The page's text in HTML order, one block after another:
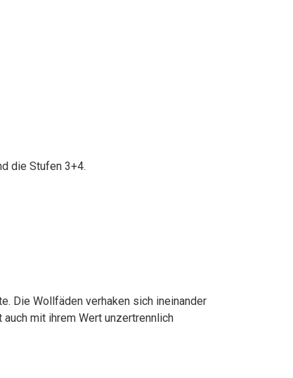
die Stufen 3+4.
Die Wollfäden verhaken sich ineinander
mit ihrem Wert unzertrennlich